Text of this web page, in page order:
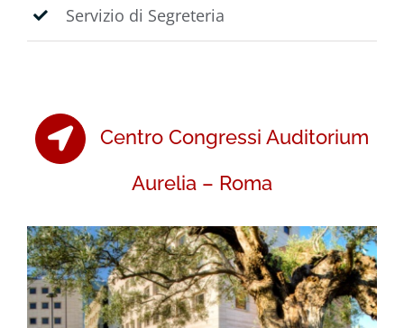
Servizio di Segreteria
Centro Congressi Auditorium
Aurelia – Roma